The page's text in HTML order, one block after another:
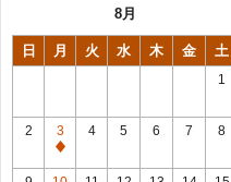
8月
日 月 火 水 木 金 土
1
2
3
休
館
4 5 6 7 8